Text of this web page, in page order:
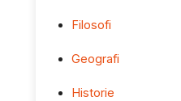
Filosofi
Geografi
Historie